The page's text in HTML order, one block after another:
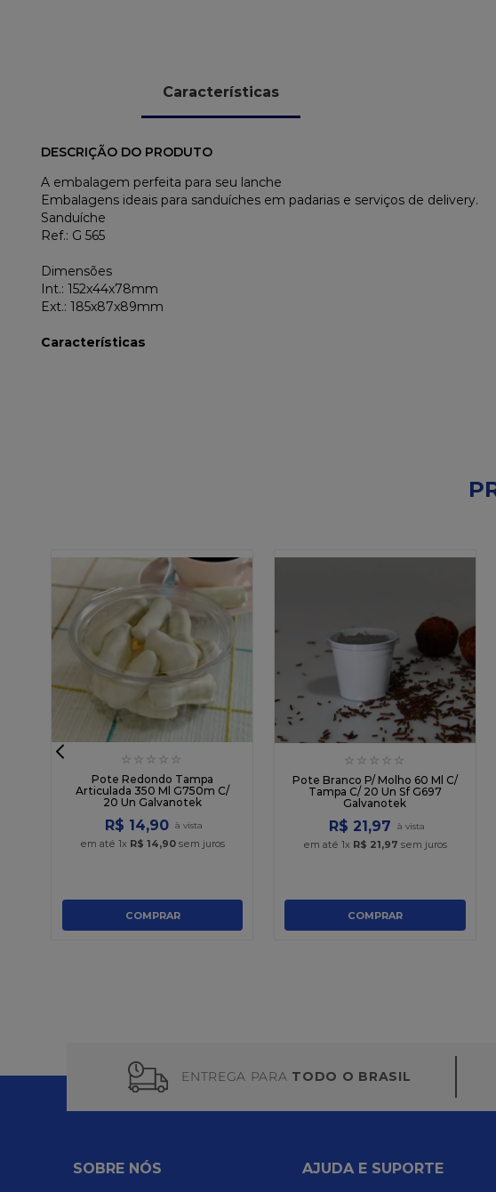
Características
DESCRIÇÃO DO PRODUTO
A embalagem perfeita para seu lanche
Embalagens ideais para sanduíches em padarias e serviços de delivery.
Sanduíche
Ref.: G 565
Dimensões
Int.: 152x44x78mm
Ext.: 185x87x89mm
Características
☆ ☆ ☆ ☆ ☆
Pote Redondo Tampa
Articulada 350 Ml G750m C/
20 Un Galvanotek
R$ 14,90
em até 1x R$ 14,90sem juros
COMPRAR
☆ ☆ ☆ ☆ ☆
Pote Branco P/ Molho 60 Ml C/
Tampa C/ 20 Un Sf G697
Galvanotek
R$ 21,97
em até 1x R$ 21,97 sem juros
COMPRAR
ENTREGA PARA TODO O BRASIL
SOBRE NÓS AJUDA E SUPORTE